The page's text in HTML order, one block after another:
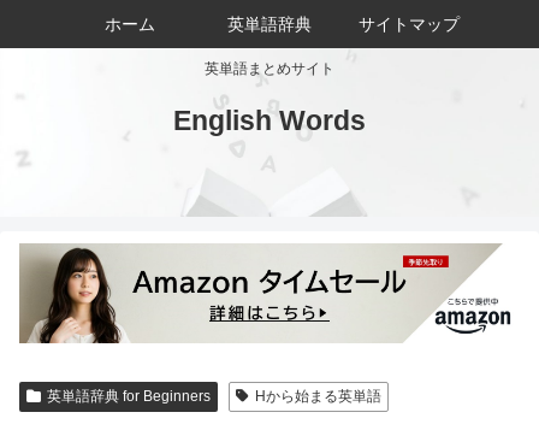
英単語まとめサイト
English Words
ホーム 英単語辞典 サイトマップ
英単語辞典 for Beginners Hから始まる英単語